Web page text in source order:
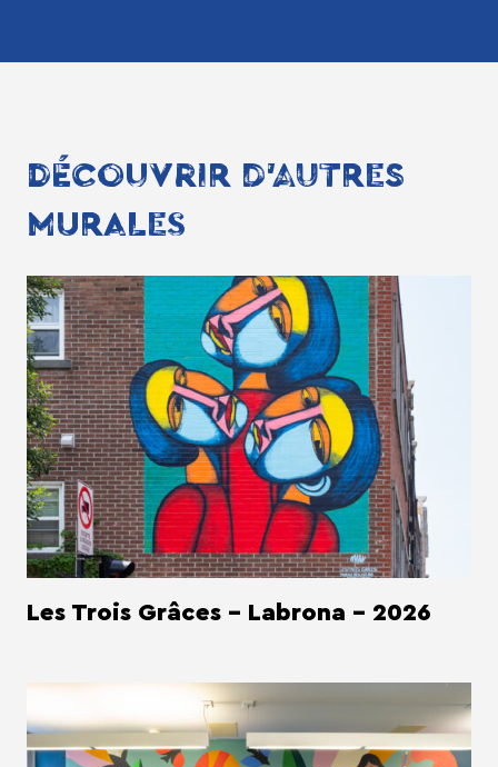
DÉCOUVRIR D'AUTRES
MURALES
Les Trois Grâces - Labrona - 2026